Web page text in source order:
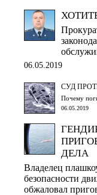
06.05.2019
СУД
Почему
06.05.2019
ДЕЛА
Владелец
безопасности
обжаловал